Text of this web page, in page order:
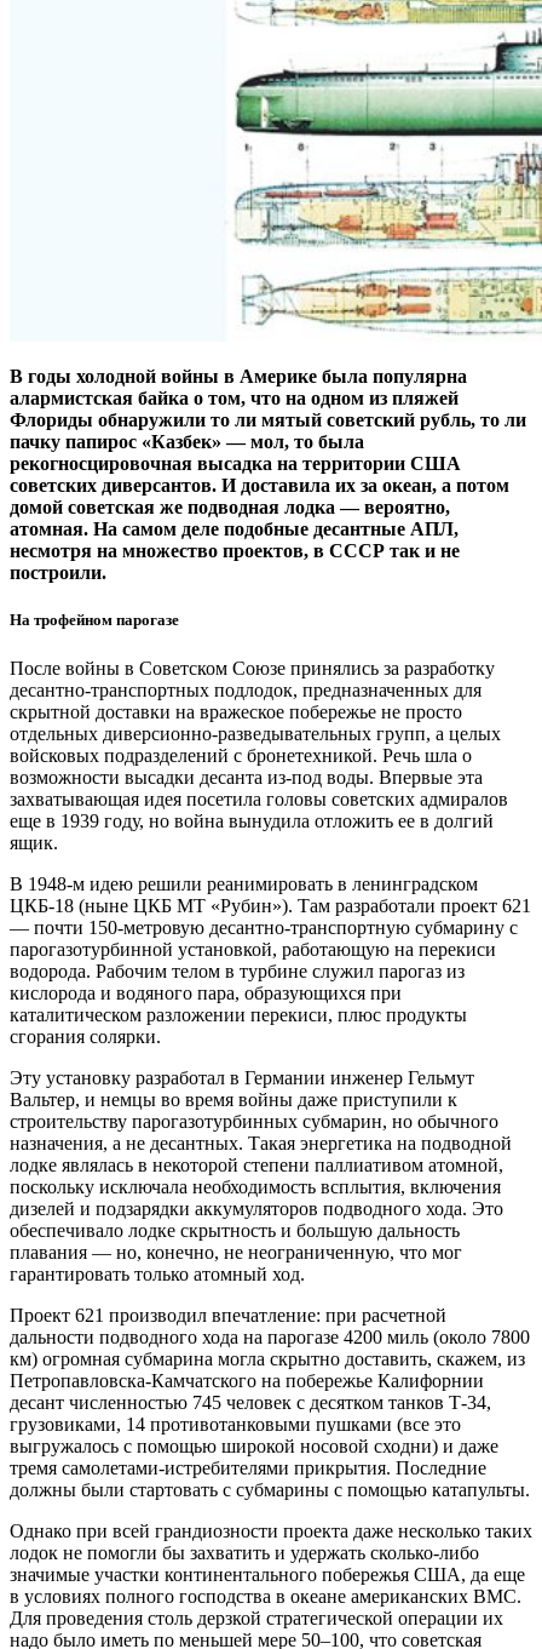
В годы холодной войны в Америке была популярна
алармистская байка о том, что на одном из пляжей
Флориды обнаружили то ли мятый советский рубль, то ли
пачку папирос «Казбек» — ​мол, то была
рекогносцировочная высадка на территории США
советских диверсантов. И доставила их за океан, а потом
домой советская же подводная лодка — ​вероятно,
атомная. На самом деле подобные десантные АПЛ,
несмотря на множество проектов, в СССР так и не
построили.
На трофейном парогазе
После войны в Советском Союзе принялись за разработку
десантно-транспортных подлодок, предназначенных для
скрытной доставки на вражеское побережье не просто
отдельных диверсионно-разведывательных групп, а целых
войсковых подразделений с бронетехникой. Речь шла о
возможности высадки десанта из-под воды. Впервые эта
захватывающая идея посетила головы советских адмиралов
еще в 1939 году, но война вынудила отложить ее в долгий
ящик.
В 1948-м идею решили реанимировать в ленинградском
ЦКБ‑18 (ныне ЦКБ МТ «Рубин»). Там разработали проект 621
— ​почти 150-метровую десантно-транспортную субмарину с
парогазотурбинной установкой, работающую на перекиси
водорода. Рабочим телом в турбине служил парогаз из
кислорода и водяного пара, образующихся при
каталитическом разложении перекиси, плюс продукты
сгорания солярки.
Эту установку разработал в Германии инженер Гельмут
Вальтер, и немцы во время войны даже приступили к
строительству парогазотурбинных субмарин, но обычного
назначения, а не десантных. Такая энергетика на подводной
лодке являлась в некоторой степени паллиативом атомной,
поскольку исключала необходимость всплытия, включения
дизелей и подзарядки аккумуляторов подводного хода. Это
обеспечивало лодке скрытность и большую дальность
плавания — ​но, конечно, не неограниченную, что мог
гарантировать только атомный ход.
Проект 621 производил впечатление: при расчетной
дальности подводного хода на парогазе 4200 миль (около 7800
км) огромная субмарина могла скрытно доставить, скажем, из
Петропавловска-Камчатского на побережье Калифорнии
десант численностью 745 человек с десятком танков Т‑34,
грузовиками, 14 противотанковыми пушками (все это
выгружалось с помощью широкой носовой сходни) и даже
тремя самолетами-истребителями прикрытия. Последние
должны были стартовать с субмарины с помощью катапульты.
Однако при всей грандиозности проекта даже несколько таких
лодок не помогли бы захватить и удержать сколько-либо
значимые участки континентального побережья США, да еще
в условиях полного господства в океане американских ВМС.
Для проведения столь дерзкой стратегической операции их
надо было иметь по меньшей мере 50–100, что советская